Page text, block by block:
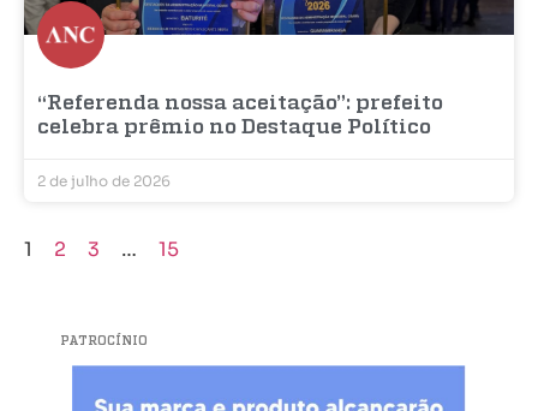
“Referenda nossa aceitação”: prefeito
celebra prêmio no Destaque Político
2 de julho de 2026
1 2 3 … 15
PATROCÍNIO